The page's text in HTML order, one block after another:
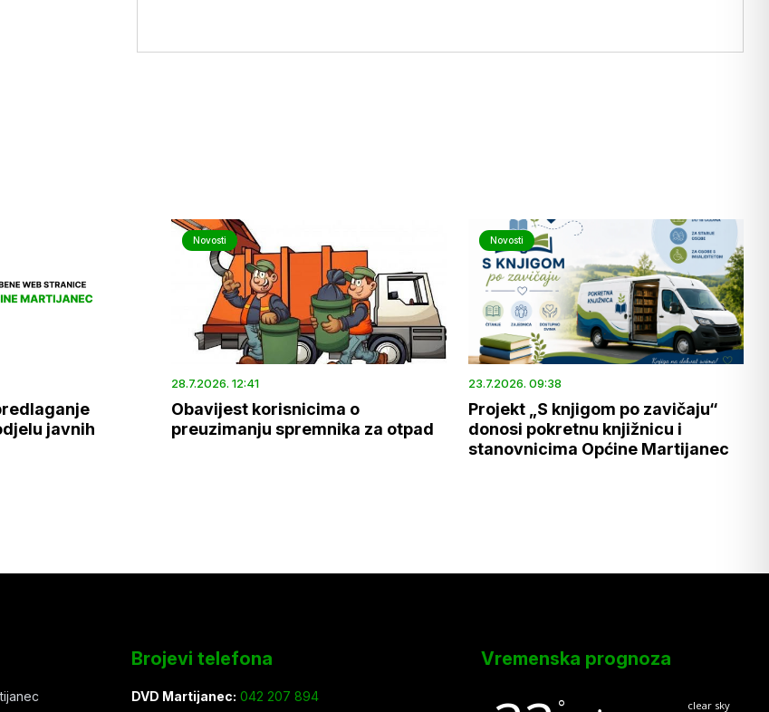
javnih
Novosti
28.7.2026. 12:41
Obavijest korisnicima o
preuzimanju spremnika za otpad
Novosti
23.7.2026. 09:38
Projekt „S knjigom po zavičaju“
donosi pokretnu knjižnicu i
stanovnicima Općine Martijanec
Brojevi telefona
DVD Martijanec: 042 207 894
Vremenska prognoza
° clear sky